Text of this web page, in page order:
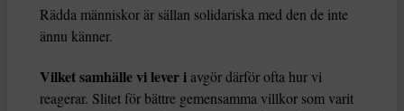
Rädda människor är sällan solidariska med den de inte
ännu känner.
Vilket samhälle vi lever iavgör därför ofta hur vi
reagerar. Slitet för bättre gemensamma villkor som varit